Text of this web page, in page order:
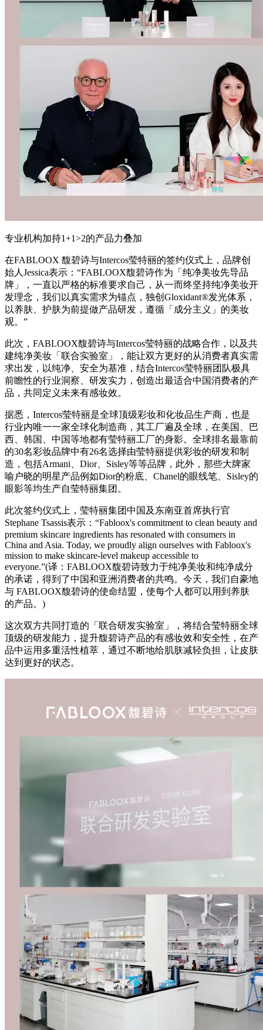
专业机构加持1+1>2的产品力叠加
在FABLOOX 馥碧诗与Intercos莹特丽的签约仪式上，品牌创
始人Jessica表示：“FABLOOX馥碧诗作为「纯净美妆先导品
牌」，一直以严格的标准要求自己，从一而终坚持纯净美妆开
发理念，我们以真实需求为锚点，独创Gloxidant®发光体系，
以养肤、护肤为前提做产品研发，遵循「成分主义」的美妆
观。”
此次，FABLOOX馥碧诗与Intercos莹特丽的战略合作，以及共
建纯净美妆「联合实验室」，能让双方更好的从消费者真实需
求出发，以纯净、安全为基准，结合Intercos莹特丽团队极具
前瞻性的行业洞察、研发实力，创造出最适合中国消费者的产
品，共同定义未来有感妆效。
据悉，Intercos莹特丽是全球顶级彩妆和化妆品生产商，也是
行业内唯一一家全球化制造商，其工厂遍及全球，在美国、巴
西、韩国、中国等地都有莹特丽工厂的身影。全球排名最靠前
的30名彩妆品牌中有26名选择由莹特丽提供彩妆的研发和制
造，包括Armani、Dior、Sisley等等品牌，此外，那些大牌家
喻户晓的明星产品例如Dior的粉底、Chanel的眼线笔、Sisley的
眼影等均生产自莹特丽集团。
此次签约仪式上，莹特丽集团中国及东南亚首席执行官
Stephane Tsassis表示：“Fabloox's commitment to clean beauty and
premium skincare ingredients has resonated with consumers in
China and Asia. Today, we proudly align ourselves with Fabloox's
mission to make skincare-level makeup accessible to
everyone.”(译：FABLOOX馥碧诗致力于纯净美妆和纯净成分
的承诺，得到了中国和亚洲消费者的共鸣。今天，我们自豪地
与 FABLOOX馥碧诗的使命结盟，使每个人都可以用到养肤
的产品。)
这次双方共同打造的「联合研发实验室」，将结合莹特丽全球
顶级的研发能力，提升馥碧诗产品的有感妆效和安全性，在产
品中运用多重活性植萃，通过不断地给肌肤减轻负担，让皮肤
达到更好的状态。